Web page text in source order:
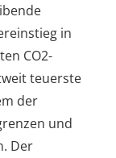
in
CO2-
teuerste
der
und
Der